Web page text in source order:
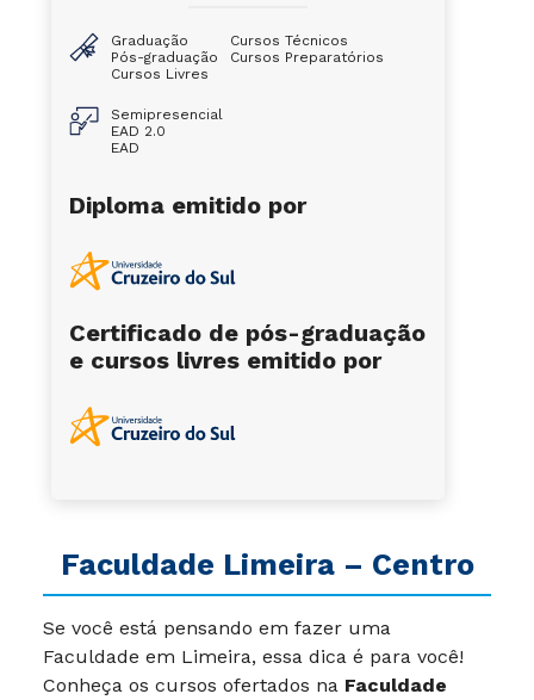
Faculdade Limeira – Centro
Se você está pensando em fazer uma
Faculdade em Limeira, essa dica é para você!
Conheça os cursos ofertados na Faculdade
Graduação
Pós-graduação
Cursos Livres
Cursos Técnicos
Cursos Preparatórios
Semipresencial
EAD 2.0
EAD
Diploma emitido por
Certificado de pós-graduação
e cursos livres emitido por